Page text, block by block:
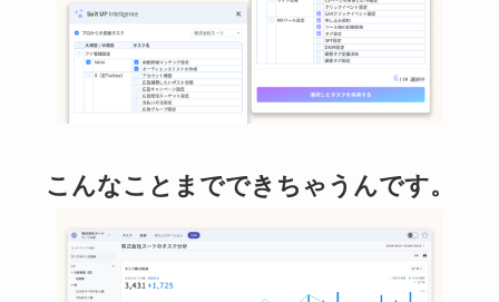
こんなことまでできちゃうんです。